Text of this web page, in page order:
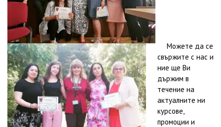
Можете да се
свържите с нас и
ние ще Ви
държим в
течение на
актуалните ни
курсове,
промоции и